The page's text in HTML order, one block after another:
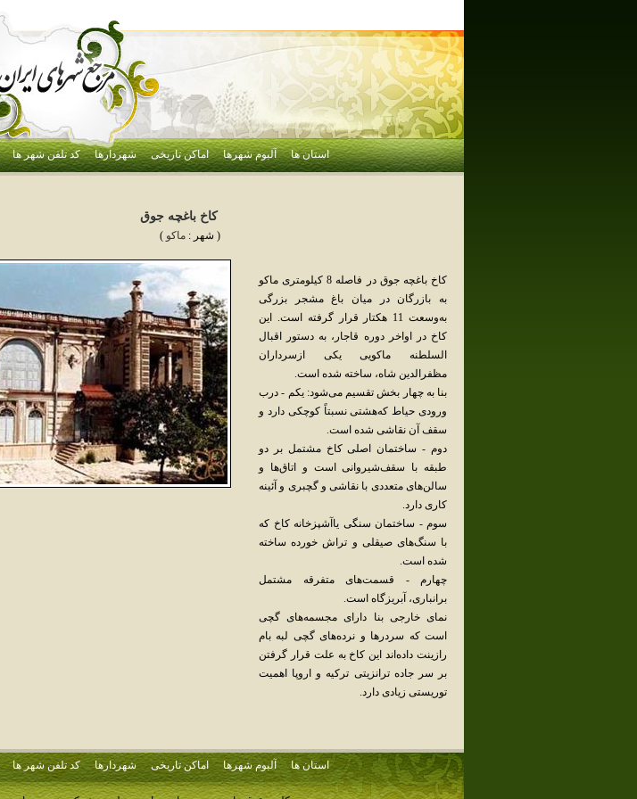
استان ها آلبوم شهرها اماکن تاریخی شهردارها کد تلفن شهر ها
كاخ باغچه جوق
( شهر :ماكو )
کاخ‌ باغچه‌ جوق‌ در فاصله‌ 8 کیلومتری‌ ماکو
به‌ بازرگان‌ در میان‌ باغ‌ مشجر بزرگی‌
به‌وسعت‌ 11 هکتار قرار گرفته‌ است‌. این‌
کاخ‌ در اواخر دوره‌ قاجار، به‌ دستور اقبال‌
السلطنه‌ ماکویی‌ یکی‌ ازسرداران‌
مظفرالدین‌ شاه‌، ساخته‌ شده‌ است.
‌بنا به‌ چهار بخش‌ تقسیم‌ می‌شود: یکم‌ - درب‌
ورودی‌ حیاط‌ که‌هشتی‌ نسبتاً کوچکی‌ دارد و
سقف‌ آن‌ نقاشی‌ شده‌ است.‌
دوم‌ - ساختمان‌ اصلی‌ کاخ‌ مشتمل‌ بر دو
طبقه‌ با سقف‌شیروانی‌ است‌ و اتاق‌ها و
سالن‌های‌ متعددی‌ با نقاشی‌ و گچبری‌ و آئینه‌
کاری‌ دارد.
سوم‌ - ساختمان‌ سنگی‌ یاآشپزخانه‌ کاخ‌ که‌
با سنگ‌های‌ صیقلی‌ و تراش‌ خورده‌ ساخته‌
شده‌ است.
چهارم‌ - قسمت‌های‌ متفرقه‌ مشتمل‌
برانباری‌، آبریزگاه‌ است‌.
نمای‌ خارجی‌ بنا دارای‌ مجسمه‌های‌ گچی‌
است‌ که‌ سردرها و نرده‌های‌ گچی‌ لبه‌ بام‌
رازینت‌ داده‌اند این‌ کاخ‌ به‌ علت‌ قرار گرفتن‌
بر سر جاده‌ ترانزیتی‌ ترکیه‌ و اروپا اهمیت‌
توریستی‌ زیادی‌ دارد.
استان ها آلبوم شهرها اماکن تاریخی شهردارها کد تلفن شهر ها